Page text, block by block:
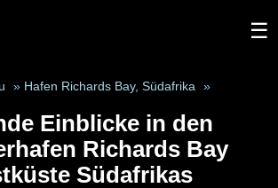
☰
» Hafen Richards Bay, Südafrika »
Einblicke in den
Richards Bay
Südafrikas